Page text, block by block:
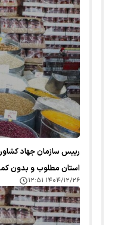
رییس سازمان جهاد
استان مطلوب و بدون
۱۴۰۴/۱۲/۲۶ ۱۲:۵۱